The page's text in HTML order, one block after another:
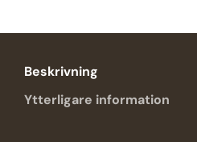
Beskrivning
Ytterligare information